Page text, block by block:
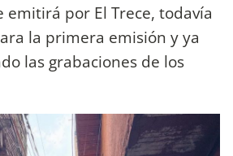
emitirá por El Trece, todavía
la primera emisión y ya
las grabaciones de los